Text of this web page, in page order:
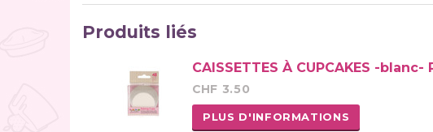
Produits liés
CAISSETTES À CUPCAKES -blanc-
CHF 3.50
PLUS D'INFORMATIONS